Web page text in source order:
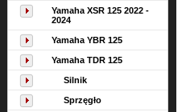
Yamaha XSR 125 2022 -
2024
Yamaha YBR 125
Yamaha TDR 125
Silnik
Sprzęgło